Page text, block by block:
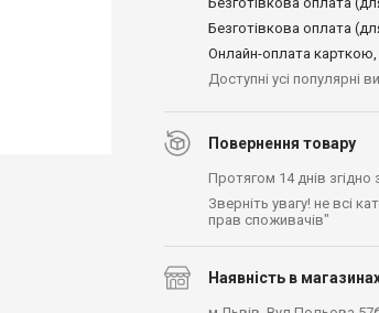
Безготівкова оплата
Онлайн-оплата карткою,
Доступні усі популярні
Повернення товару
Протягом 14 днів згідно
Зверніть увагу! не всі
прав споживачів"
Наявність в